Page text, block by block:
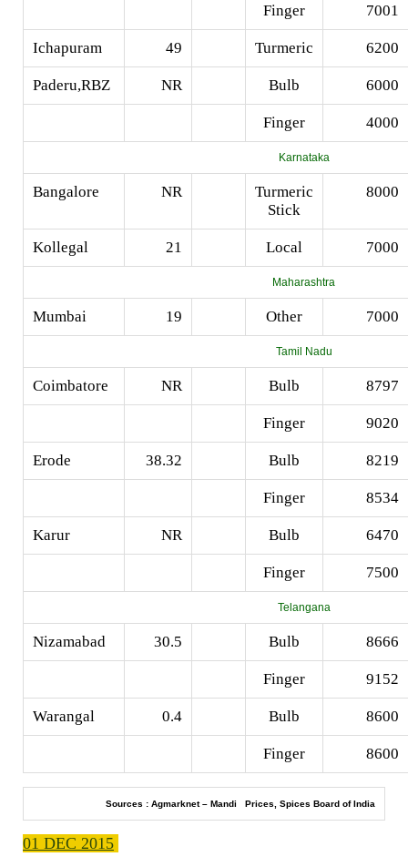
Finger 7001
Ichapuram 49 Turmeric 6200
Paderu,RBZ NR Bulb 6000
Finger 4000
Karnataka
Bangalore NR
Turmeric
Stick
8000
Kollegal 21 Local 7000
Maharashtra
Mumbai 19 Other 7000
Tamil Nadu
Coimbatore NR Bulb 8797
Finger 9020
Erode 38.32 Bulb 8219
Finger 8534
Karur NR Bulb 6470
Finger 7500
Telangana
Nizamabad 30.5 Bulb 8666
Finger 9152
Warangal 0.4 Bulb 8600
Finger 8600
Sources : Agmarknet – Mandi Prices, Spices Board of India
01 DEC 2015